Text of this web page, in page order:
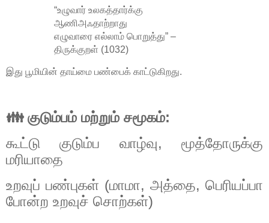
“உழுவார் உலகத்தார்க்கு
ஆணிஅஃதாற்றாது
எழுவாரை எல்லாம் பொறுத்து” –
திருக்குறள் (1032)
இது பூமியின் தாய்மை பண்பைக் காட்டுகிறது.
👪 குடும்பம் மற்றும் சமூகம்:
கூட்டு
குடும்ப வாழ்வு,மூத்தோருக்கு
மரியாதை
உறவுப் பண்புகள் (மாமா, அத்தை, பெரியப்பா
போன்ற உறவுச் சொற்கள்)